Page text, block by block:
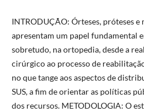
INTRODUÇÃO: Órteses, próteses e
apresentam um papel fundamental
sobretudo, na ortopedia, desde a
cirúrgico ao processo de
no que tange aos aspectos de
SUS, a fim de orientar as políticas
dos recursos. METODOLOGIA: O